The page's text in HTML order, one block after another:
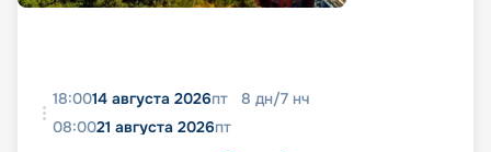
18:0014 августа 2026пт 8 дн/7 нч
08:0021 августа 2026пт